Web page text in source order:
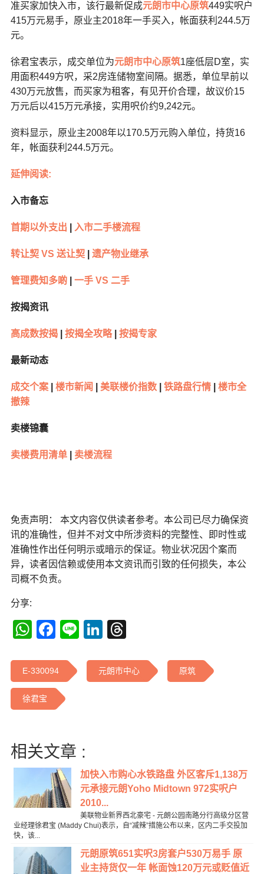
准买家加快入市，该行最新促成元朗市中心原筑449实呎户
415万元易手，原业主2018年一手买入，帐面获利244.5万
元。
徐君宝表示，成交单位为元朗市中心原筑1座低层D室，实
用面积449方呎，采2房连储物室间隔。据悉，单位早前以
430万元放售，而买家为租客，有见开价合理，故议价15
万元后以415万元承接，实用呎价约9,242元。
资料显示，原业主2008年以170.5万元购入单位，持货16
年，帐面获利244.5万元。
延伸阅读:
入市备忘
首期以外支出 入市二手楼流程
转让契 VS 送让契| 遗产物业继承
管理费知多啲| 一手 VS 二手
按揭资讯
高成数按揭| 按揭全攻略| 按揭专家
最新动态
成交个案| 楼市新闻 美联楼价指数| 铁路盘行情|
楼市全
撤辣
卖楼锦囊
卖楼费用清单| 卖楼流程
免责声明： 本文内容仅供读者参考。本公司已尽力确保资
讯的准确性，但并不对文中所涉资料的完整性、即时性或
准确性作出任何明示或暗示的保证。物业状况因个案而
异，读者因信赖或使用本文资讯而引致的任何损失，本公
司概不负责。
分享:
WhatsApp
Facebook
LineLinkedIn
E-330094 元朗市中心 原筑
徐君宝
相关文章 :
加快入市购心水铁路盘 外区客斥1,138万
元承接元朗Yoho Midtown 972实呎户
2010...
美联物业新界西北豪宅 - 元朗公园南路分行高级分区营
业经理徐君宝 (Maddy Chui)表示，自“减辣”措施公布以来，区内二手交投加
快，该...
元朗原筑651实呎3房套户530万易手 原
业主持货仅一年 帐面蚀120万元或贬值近